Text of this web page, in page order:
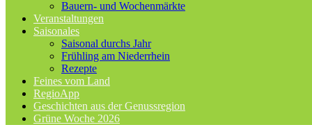
Bauern- und Wochenmärkte
Veranstaltungen
Saisonales
Saisonal durchs Jahr
Frühling am Niederrhein
Rezepte
Feines vom Land
RegioApp
Geschichten aus der Genussregion
Grüne Woche 2026